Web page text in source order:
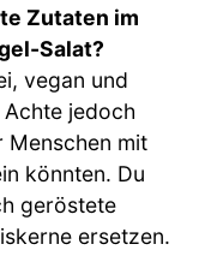
Zutaten im
Salat?
vegan und
jedoch
Menschen mit
könnten. Du
geröstete
ersetzen.